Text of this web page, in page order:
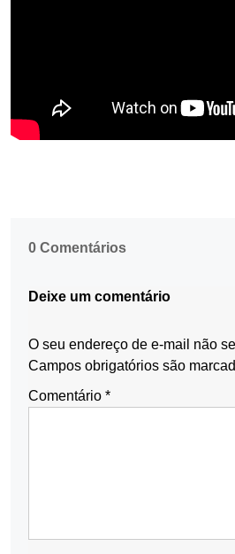
0 Comentários
Deixe um comentário
O seu endereço de e-mail não
Campos obrigatórios são
Comentário *